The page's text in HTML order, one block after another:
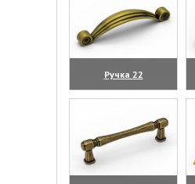
Ручка 22
(увеличить)